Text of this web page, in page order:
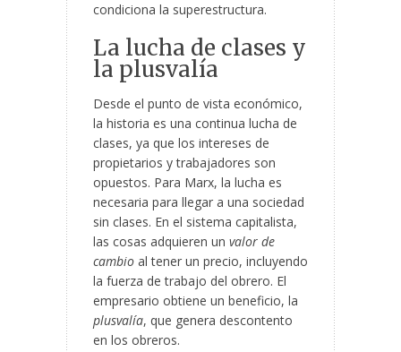
condiciona la superestructura.
La lucha de clases y
la plusvalía
Desde el punto de vista económico,
la historia es una continua lucha de
clases, ya que los intereses de
propietarios y trabajadores son
opuestos. Para Marx, la lucha es
necesaria para llegar a una sociedad
sin clases. En el sistema capitalista,
las cosas adquieren un valor de
cambio al tener un precio, incluyendo
la fuerza de trabajo del obrero. El
empresario obtiene un beneficio, la
plusvalía, que genera descontento
en los obreros.